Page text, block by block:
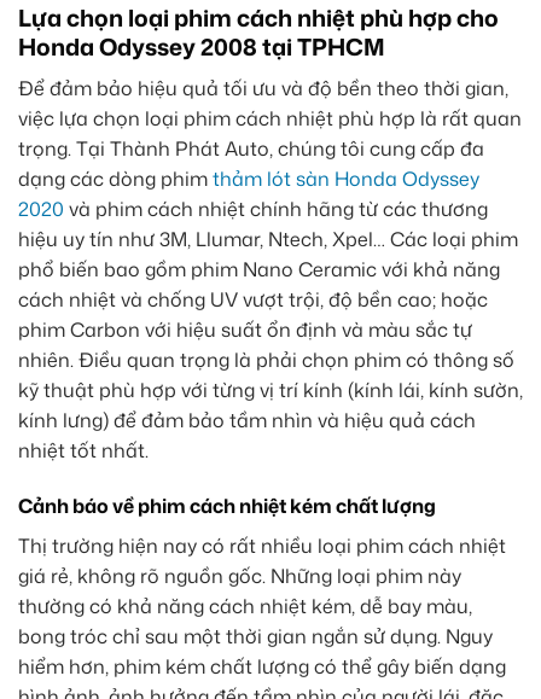
Lựa chọn loại phim cách nhiệt phù hợp cho
Honda Odyssey 2008 tại TPHCM
Để đảm bảo hiệu quả tối ưu và độ bền theo thời gian,
việc lựa chọn loại phim cách nhiệt phù hợp là rất quan
trọng. Tại Thành Phát Auto, chúng tôi cung cấp đa
dạng các dòng phimthảm lót sàn Honda Odyssey
2020 và phim cách nhiệt chính hãng từ các thương
hiệu uy tín như 3M, Llumar, Ntech, Xpel… Các loại phim
phổ biến bao gồm phim Nano Ceramic với khả năng
cách nhiệt và chống UV vượt trội, độ bền cao; hoặc
phim Carbon với hiệu suất ổn định và màu sắc tự
nhiên. Điều quan trọng là phải chọn phim có thông số
kỹ thuật phù hợp với từng vị trí kính (kính lái, kính sườn,
kính lưng) để đảm bảo tầm nhìn và hiệu quả cách
nhiệt tốt nhất.
Cảnh báo về phim cách nhiệt kém chất lượng
Thị trường hiện nay có rất nhiều loại phim cách nhiệt
giá rẻ, không rõ nguồn gốc. Những loại phim này
thường có khả năng cách nhiệt kém, dễ bay màu,
bong tróc chỉ sau một thời gian ngắn sử dụng. Nguy
hiểm hơn, phim kém chất lượng có thể gây biến dạng